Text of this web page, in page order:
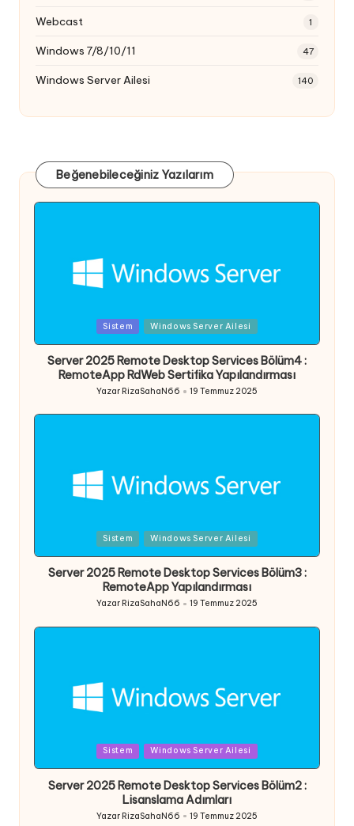
Webcast 1
Windows 7/8/10/11 47
Windows Server Ailesi 140
Beğenebileceğiniz Yazılarım
in
Sistem Windows Server Ailesi
Server 2025 Remote Desktop Services Bölüm4 :
RemoteApp RdWeb Sertifika Yapılandırması
Posted
by
Yazar RizaSahaN66 19 Temmuz 2025
in
Sistem Windows Server Ailesi
Server 2025 Remote Desktop Services Bölüm3 :
RemoteApp Yapılandırması
Yazar RizaSahaN66 19 Temmuz 2025
in
Sistem Windows Server Ailesi
Server 2025 Remote Desktop Services Bölüm2 :
Lisanslama Adımları
Posted
Yazar RizaSahaN66 19 Temmuz 2025